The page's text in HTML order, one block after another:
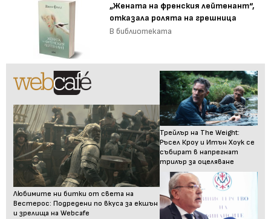
„Жената на френския лейтенант“,
отказала ролята на грешница
В библиотеката
Любимите ни битки от света на
Вестерос: Подредени по вкуса за екшън
и зрелища на Webcafe
Трейлър на The Weight:
Ръсел Кроу и Итън Хоук се
събират в напрегнат
трилър за оцеляване